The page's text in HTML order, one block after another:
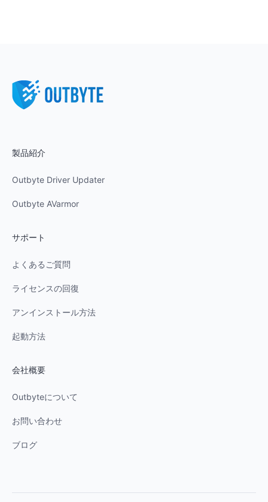
製品紹介
Outbyte Driver Updater
Outbyte AVarmor
サポート
よくあるご質問
ライセンスの回復
アンインストール方法
起動方法
会社概要
Outbyteについて
お問い合わせ
ブログ